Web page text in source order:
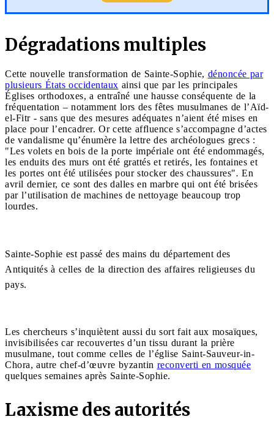
Dégradations multiples
Cette nouvelle transformation de Sainte-Sophie, dénoncée par
plusieurs États occidentaux ainsi que par les principales
Églises orthodoxes, a entraîné une hausse conséquente de la
fréquentation – notamment lors des fêtes musulmanes de l’Aïd-
el-Fitr - sans que des mesures adéquates n’aient été mises en
place pour l’encadrer. Or cette affluence s’accompagne d’actes
de vandalisme qu’énumère la lettre des archéologues grecs :
"Les volets en bois de la porte impériale ont été endommagés,
les enduits des murs ont été grattés et retirés, les fontaines et
les portes ont été utilisées pour stocker des chaussures". En
avril dernier, ce sont des dalles en marbre qui ont été brisées
par l’utilisation de machines de nettoyage beaucoup trop
lourdes.
Sainte-Sophie est passé des mains du département des
Antiquités à celles de la direction des affaires religieuses du
pays.
Les chercheurs s’inquiètent aussi du sort fait aux mosaïques,
invisibilisées car recouvertes d’un tissu durant la prière
musulmane, tout comme celles de l’église Saint-Sauveur-in-
Chora, autre chef-d’œuvre byzantin reconverti en mosquée
quelques semaines après Sainte-Sophie.
Laxisme des autorités